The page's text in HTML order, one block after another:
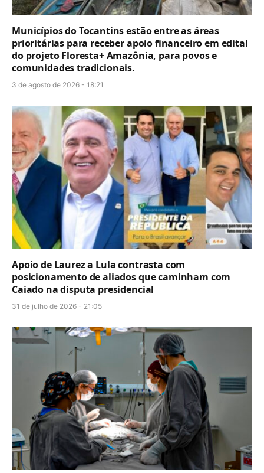
Municípios do Tocantins estão entre as áreas
prioritárias para receber apoio financeiro em edital
do projeto Floresta+ Amazônia, para povos e
comunidades tradicionais.
3 de agosto de 2026 - 18:21
Apoio de Laurez a Lula contrasta com
posicionamento de aliados que caminham com
Caiado na disputa presidencial
31 de julho de 2026 - 21:05